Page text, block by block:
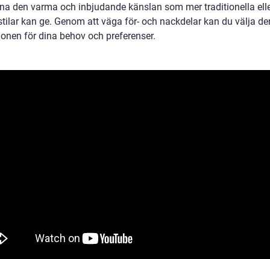
den varma och inbjudande känslan som mer traditionella
kan ge. Genom att väga för- och nackdelar kan du välja
för dina behov och preferenser.